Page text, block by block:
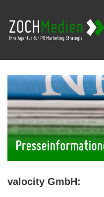
valocity GmbH: